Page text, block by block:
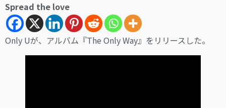
Spread the love
Only Uが、アルバム『The Only Way』をリリースした。